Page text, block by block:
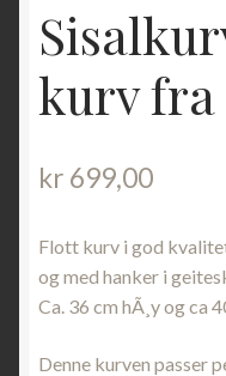
kurv fra
kr 699,00
Flott kurv i god
og med hanker i
Ca. 36 cm hÃ¸y og ca
Denne kurven passer